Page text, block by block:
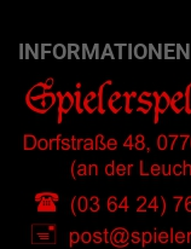
INFORMATIONEN